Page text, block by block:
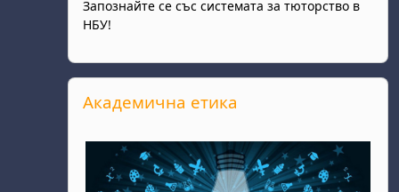
Запознайте се със системата за тюторство в
НБУ!
Прескочи Академична етика
Академична етика